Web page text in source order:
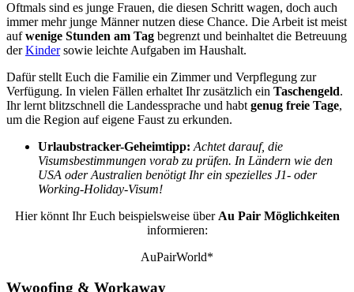
Oftmals sind es junge Frauen, die diesen Schritt wagen, doch auch
immer mehr junge Männer nutzen diese Chance. Die Arbeit ist meist
aufwenige Stunden am Tag begrenzt und beinhaltet die Betreuung
derKindersowie leichte Aufgaben im Haushalt.
Dafür stellt Euch die Familie ein Zimmer und Verpflegung zur
Verfügung. In vielen Fällen erhaltet Ihr zusätzlich ein Taschengeld.
Ihr lernt blitzschnell die Landessprache und habt genug freie Tage,
um die Region auf eigene Faust zu erkunden.
Urlaubstracker-Geheimtipp: Achtet darauf, die
Visumsbestimmungen vorab zu prüfen. In Ländern wie den
USA oder Australien benötigt Ihr ein spezielles J1- oder
Working-Holiday-Visum!
Hier könnt Ihr Euch beispielsweise über Au Pair Möglichkeiten
informieren:
AuPairWorld*
Wwoofing & Workaway